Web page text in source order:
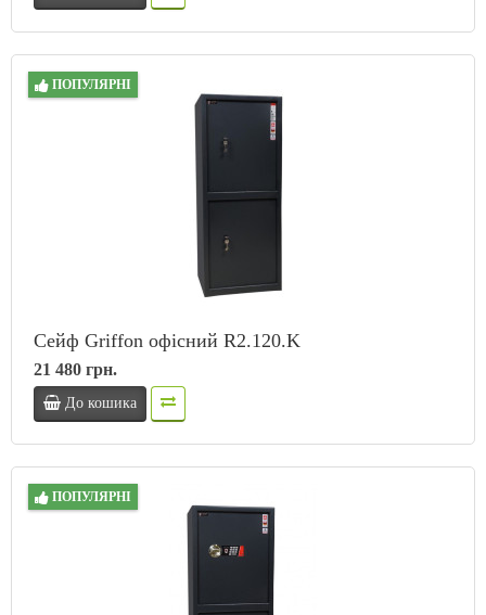
ПОПУЛЯРНІ
Сейф Griffon офісний R2.120.K
21 480 грн.
До кошика
ПОПУЛЯРНІ